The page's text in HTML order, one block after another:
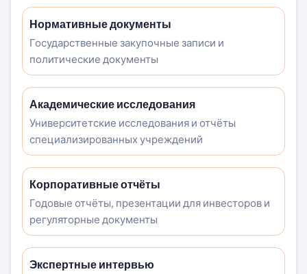
Нормативные документы
Государственные закупочные записи и
политические документы
Академические исследования
Университетские исследования и отчёты
специализированных учреждений
Корпоративные отчёты
Годовые отчёты, презентации для инвесторов и
регуляторные документы
Экспертные интервью